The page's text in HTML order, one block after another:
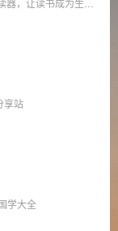
享站
学大全